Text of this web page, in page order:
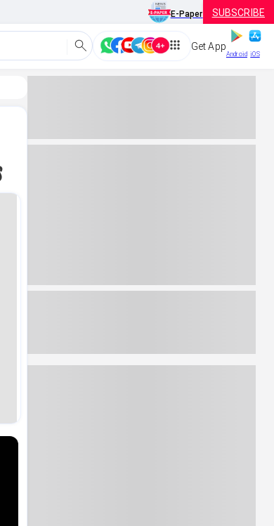
E-Paper SUBSCRIBE
Get App
Android iOS